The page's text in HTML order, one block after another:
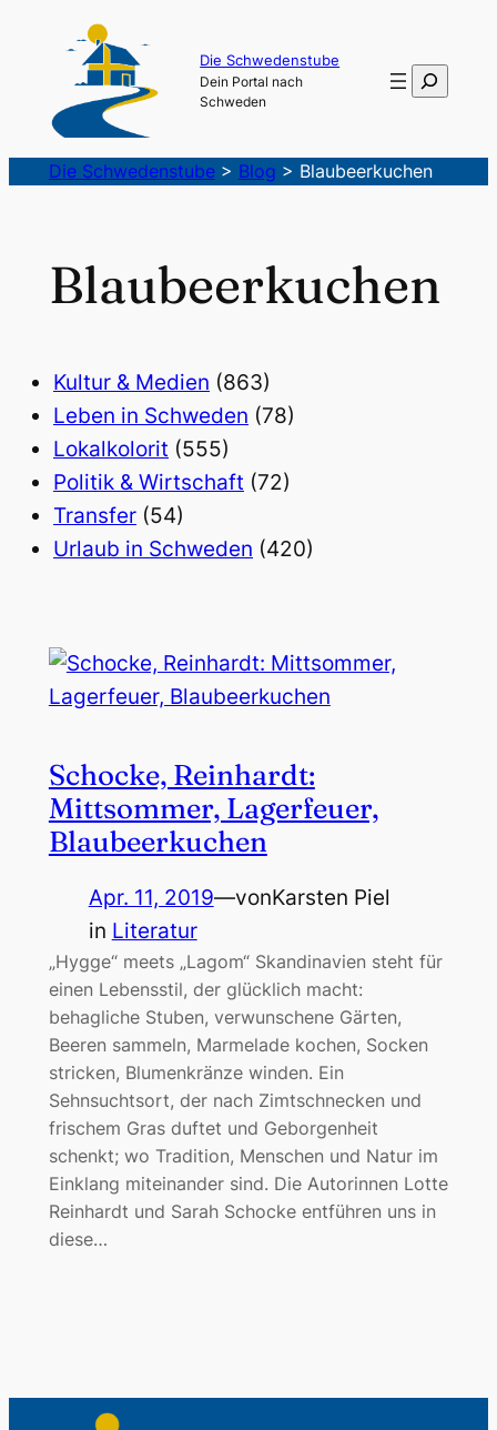
Die Schwedenstube
Dein Portal nach
Schweden
Suchen
Die Schwedenstube> Blog > Blaubeerkuchen
Blaubeerkuchen
Kultur & Medien (863)
Leben in Schweden (78)
Lokalkolorit (555)
Politik & Wirtschaft (72)
Transfer (54)
Urlaub in Schweden (420)
Schocke, Reinhardt:
Mittsommer, Lagerfeuer,
Blaubeerkuchen
Apr. 11, 2019—vonKarsten Piel
in Literatur
„Hygge“ meets „Lagom“ Skandinavien steht für
einen Lebensstil, der glücklich macht:
behagliche Stuben, verwunschene Gärten,
Beeren sammeln, Marmelade kochen, Socken
stricken, Blumenkränze winden. Ein
Sehnsuchtsort, der nach Zimtschnecken und
frischem Gras duftet und Geborgenheit
schenkt; wo Tradition, Menschen und Natur im
Einklang miteinander sind. Die Autorinnen Lotte
Reinhardt und Sarah Schocke entführen uns in
diese…